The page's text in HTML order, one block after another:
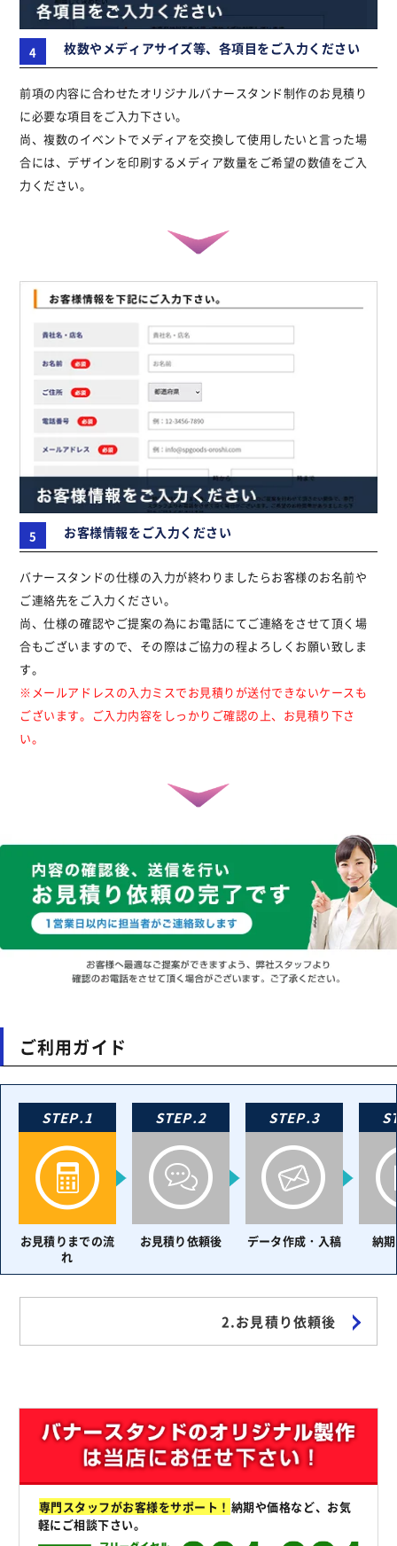
枚数やメディアサイズ等、各項目をご入力ください
前項の内容に合わせたオリジナルバナースタンド制作のお見積り
に必要な項目をご入力下さい。
尚、複数のイベントでメディアを交換して使用したいと言った場
合には、デザインを印刷するメディア数量をご希望の数値をご入
力ください。
お客様情報をご入力ください
バナースタンドの仕様の入力が終わりましたらお客様のお名前や
ご連絡先をご入力ください。
尚、仕様の確認やご提案の為にお電話にてご連絡をさせて頂く場
合もございますので、その際はご協力の程よろしくお願い致しま
す。
※メールアドレスの入力ミスでお見積りが送付できないケースも
ございます。ご入力内容をしっかりご確認の上、お見積り下さ
い。
ご利用ガイド
STEP.1
お見積りまでの流
れ
STEP.2
お見積り依頼後
STEP.3
データ作成・入稿 納
2.お見積り依頼後
専門スタッフがお客様をサポート！ 納期や価格など、お気
軽にご相談下さい。